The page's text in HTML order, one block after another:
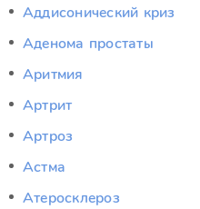
Аддисонический криз
Аденома простаты
Аритмия
Артрит
Артроз
Астма
Атеросклероз